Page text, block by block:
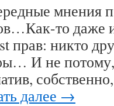
мнения
то даже
прав: никто
И не потому,
далее →